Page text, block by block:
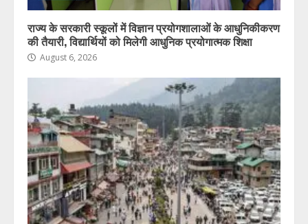
राज्य के सरकारी स्कूलों में विज्ञान प्रयोगशालाओं के आधुनिकीकरण
की तैयारी, विद्यार्थियों को मिलेगी आधुनिक प्रयोगात्मक शिक्षा
August 6, 2026